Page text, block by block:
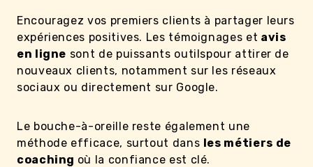
Encouragez vos premiers clients à partager leurs
expériences positives. Les témoignages et avis
en ligne sont de puissants outilspour attirer de
nouveaux clients, notamment sur les réseaux
sociaux ou directement sur Google.
Le bouche-à-oreille reste également une
méthode efficace, surtout dans les métiers de
coaching où la confiance est clé.